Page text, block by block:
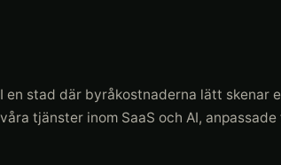
I en stad där byråkostnaderna lätt skenar
våra tjänster inom SaaS och AI,